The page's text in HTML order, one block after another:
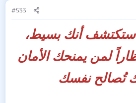
#533
ستكتشف أنك بسيط،
لمن يمنحك الأمان
تُصالح نفسك